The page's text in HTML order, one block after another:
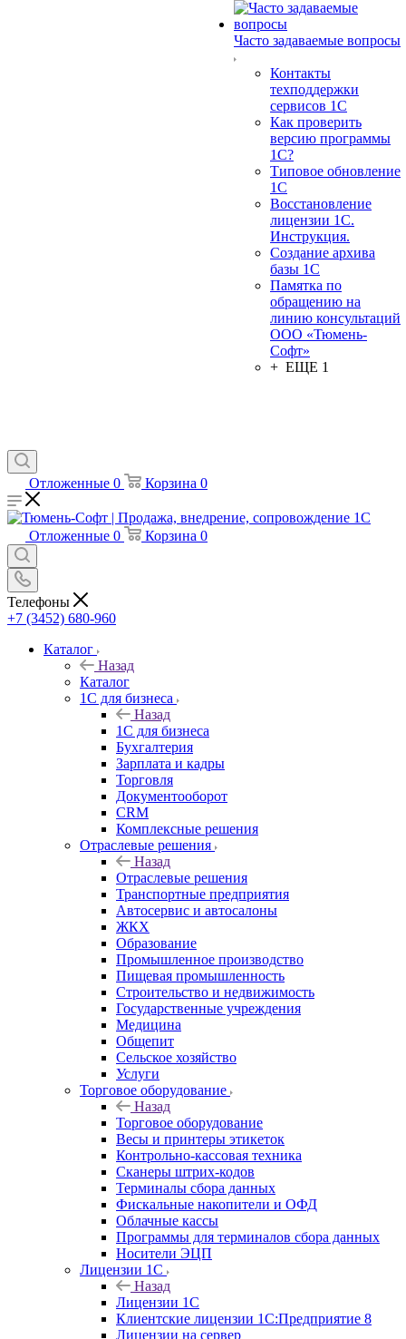
Часто задаваемые вопросы
Контакты
техподдержки
сервисов 1С
Как проверить
версию программы
1С?
Типовое обновление
1С
Восстановление
лицензии 1С.
Инструкция.
Создание архива
базы 1С
Памятка по
обращению на
линию консультаций
ООО «Тюмень-
Софт»
+ ЕЩЕ 1
Отложенные 0 Корзина 0
Отложенные 0 Корзина 0
Телефоны
+7 (3452) 680-960
Каталог
Назад
Каталог
1С для бизнеса
Назад
1С для бизнеса
Бухгалтерия
Зарплата и кадры
Торговля
Документооборот
CRM
Комплексные решения
Отраслевые решения
Назад
Отраслевые решения
Транспортные предприятия
Автосервис и автосалоны
ЖКХ
Образование
Промышленное производство
Пищевая промышленность
Строительство и недвижимость
Государственные учреждения
Медицина
Общепит
Сельское хозяйство
Услуги
Торговое оборудование
Назад
Торговое оборудование
Весы и принтеры этикеток
Контрольно-кассовая техника
Сканеры штрих-кодов
Терминалы сбора данных
Фискальные накопители и ОФД
Облачные кассы
Программы для терминалов сбора данных
Носители ЭЦП
Лицензии 1С
Назад
Лицензии 1С
Клиентские лицензии 1С:Предприятие 8
Лицензии на сервер